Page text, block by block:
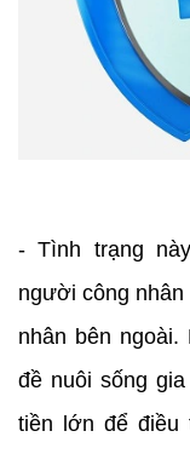
- Tình trạng
người công
nhân bên
đề nuôi sống
tiền lớn để điều